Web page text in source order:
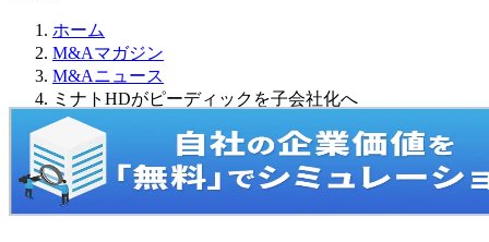
ホーム
M&Aマガジン
M&Aニュース
ミナトHDがピーディックを子会社化へ